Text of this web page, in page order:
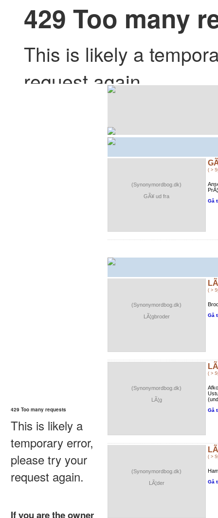
(Synonymordbog.dk)
GÃ¥ ud fra
( >
Gå
(Synonymordbog.dk)
LÃ¦gbroder
( >
Gå
(Synonymordbog.dk)
LÃ¦g
( >
Gå
(Synonymordbog.dk)
LÃ¦der
( >
Gå